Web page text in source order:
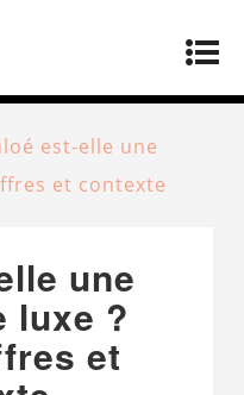
est-elle une
et contexte
une
luxe ?
et